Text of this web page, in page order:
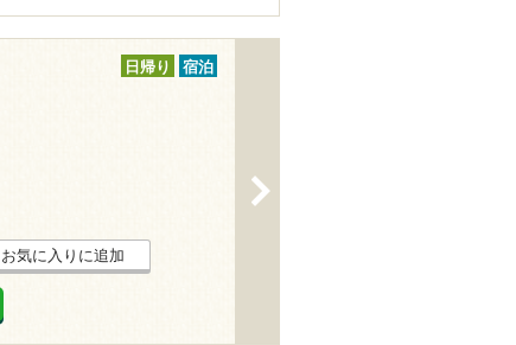
日帰り 宿泊
お気に入りに追加